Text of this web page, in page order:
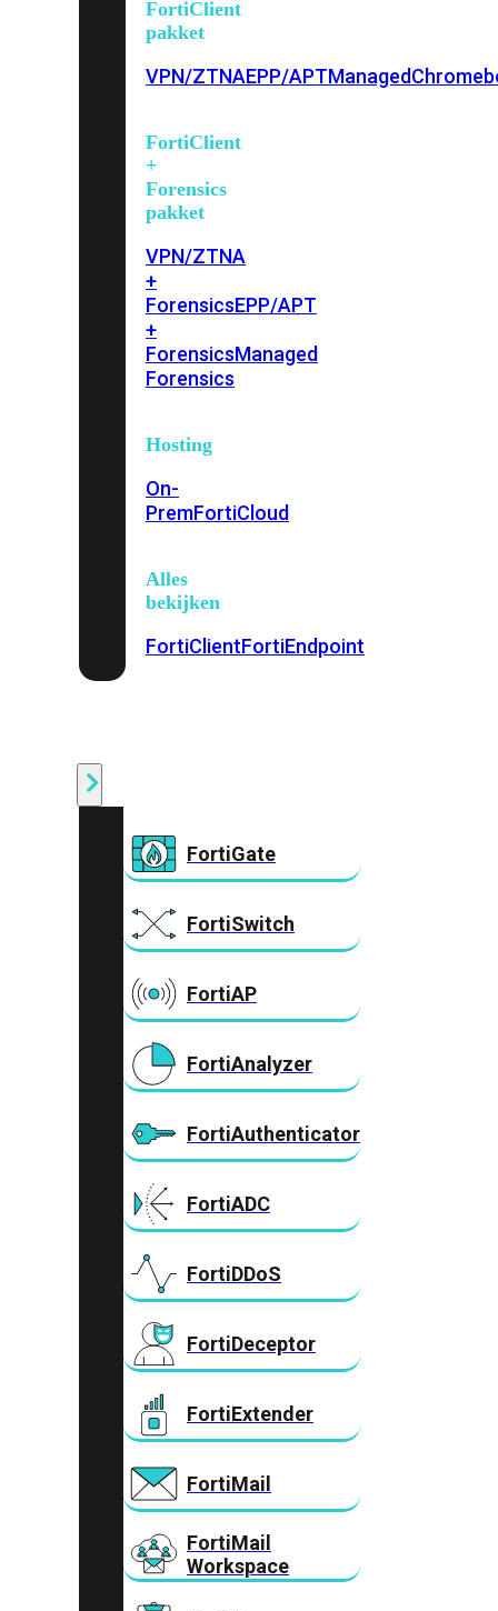
FortiClient
pakket
VPN/ZTNAEPP/APTManaged
FortiClient
+
Forensics
pakket
VPN/ZTNA
+
ForensicsEPP/APT
+
ForensicsManaged
Forensics
Hosting
On-
PremFortiCloud
Alles
bekijken
FortiClientFortiEndpoint
FortiGate
FortiSwitch
FortiAP
FortiAnalyzer
FortiAuthenticator
FortiADC
FortiDDoS
FortiDeceptor
FortiExtender
FortiMail
FortiMail
Workspace